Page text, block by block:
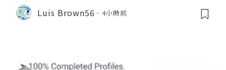
Luis Brown56 4小時前